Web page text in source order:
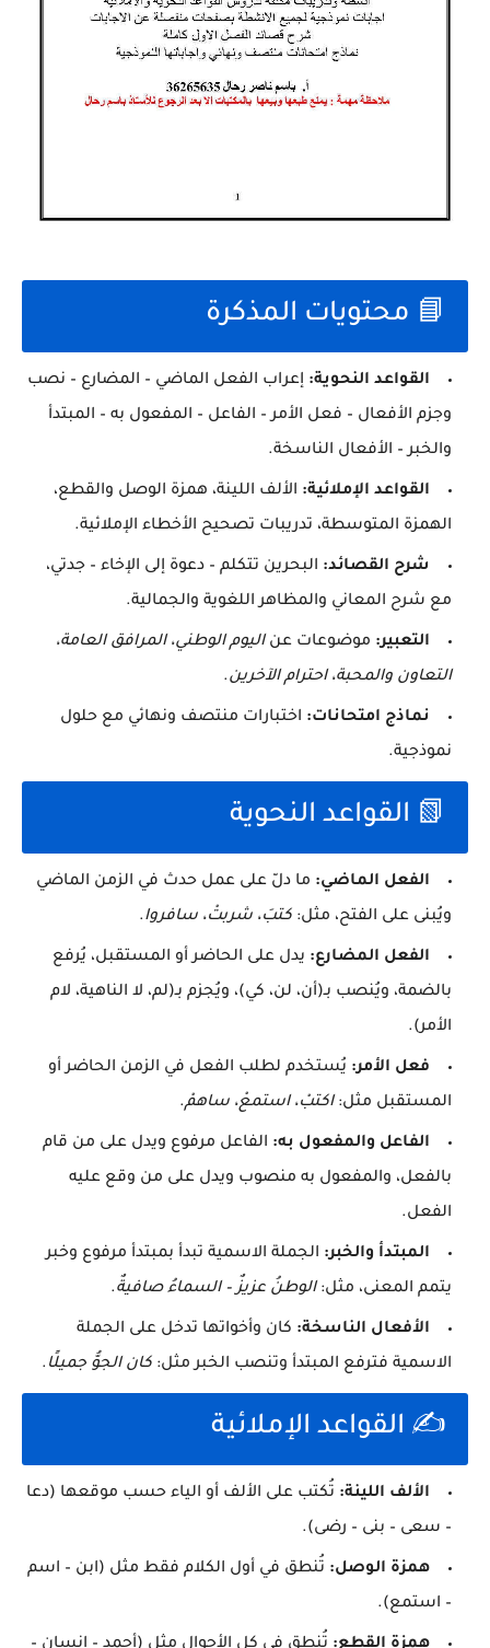
📘 محتويات المذكرة
القواعد النحوية: إعراب الفعل الماضي – المضارع – نصب
وجزم الأفعال – فعل الأمر – الفاعل – المفعول به – المبتدأ
والخبر – الأفعال الناسخة.
القواعد الإملائية: الألف اللينة، همزة الوصل والقطع،
الهمزة المتوسطة، تدريبات تصحيح الأخطاء الإملائية.
شرح القصائد: البحرين تتكلم – دعوة إلى الإخاء – جدتي،
مع شرح المعاني والمظاهر اللغوية والجمالية.
التعبير: موضوعات عناليوم الوطني، المرافق العامة،
التعاون والمحبة، احترام الآخرين.
نماذج امتحانات: اختبارات منتصف ونهائي مع حلول
نموذجية.
📗 القواعد النحوية
الفعل الماضي: ما دلّ على عمل حدث في الزمن الماضي
ويُبنى على الفتح، مثل: كتبَ، شربتْ، سافروا.
الفعل المضارع: يدل على الحاضر أو المستقبل، يُرفع
بالضمة، ويُنصب بـ(أن، لن، كي)، ويُجزم بـ(لم، لا الناهية، لام
الأمر).
فعل الأمر: يُستخدم لطلب الفعل في الزمن الحاضر أو
المستقبل مثل:اكتبْ، استمعْ، ساهمْ.
الفاعل والمفعول به: الفاعل مرفوع ويدل على من قام
بالفعل، والمفعول به منصوب ويدل على من وقع عليه
الفعل.
المبتدأ والخبر: الجملة الاسمية تبدأ بمبتدأ مرفوع وخبر
يتمم المعنى، مثل:الوطنُ عزيزٌ – السماءُ صافيةٌ.
الأفعال الناسخة: كان وأخواتها تدخل على الجملة
الاسمية فترفع المبتدأ وتنصب الخبر مثل: كان الجوُّ جميلًا .
✍️ القواعد الإملائية
الألف اللينة: تُكتب على الألف أو الياء حسب موقعها (دعا
– سعى – بنى – رضى).
همزة الوصل: تُنطق في أول الكلام فقط مثل (ابن – اسم
– استمع).